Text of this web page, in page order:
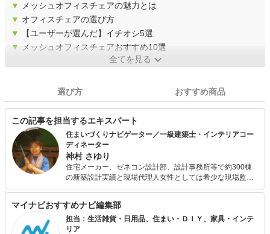
▼
メッシュオフィスチェアの魅力とは
▼ オフィスチェアの選び方
▼
【ユーザーが選んだ】イチオシ5選
▼
メッシュオフィスチェアおすすめ10選
全てを見る
選び方 おすすめ商品
この記事を担当するエキスパート
住まいづくりナビゲーター／一級建築士・インテリアコー
ディネーター
神村 さゆり
住宅メーカー、ゼネコン設計部、設計事務所等で約300棟
の新築設計実績と現場代理人女性としては希少な現場監督
経験を生かしリフォーム物件も約70棟手がける。 住宅や暮
的機関・学校等にて講師としてこれまで述べ5000人以上を
指導。 整理収納アドバイザー、ルームスタイリスト資格認
定講師として800名余の資格者を認定。また資格試験対策
マイナビおすすめナビ編集部
担当：生活雑貨・日用品、住まい・ＤＩＹ、家具・インテ
リア